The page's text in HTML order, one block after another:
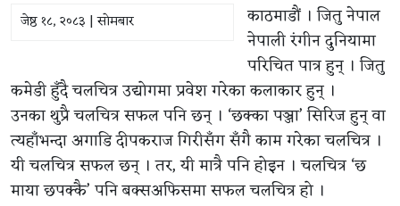
जेष्ठ १८, २०८३ | सोमबार
काठमाडौं । जितु नेपाल
नेपाली रंगीन दुनियामा
परिचित पात्र हुन् । जितु
कमेडी हुँदै चलचित्र उद्योगमा प्रवेश गरेका कलाकार हुन् ।
उनका थुप्रै चलचित्र सफल पनि छन् । ‘छक्का पञ्जा’ सिरिज हुन् वा
त्यहाँभन्दा अगाडि दीपकराज गिरीसँग सँगै काम गरेका चलचित्र ।
यी चलचित्र सफल छन् । तर, यी मात्रै पनि होइन । चलचित्र ‘छ
माया छपक्कै’ पनि बक्सअफिसमा सफल चलचित्र हो ।